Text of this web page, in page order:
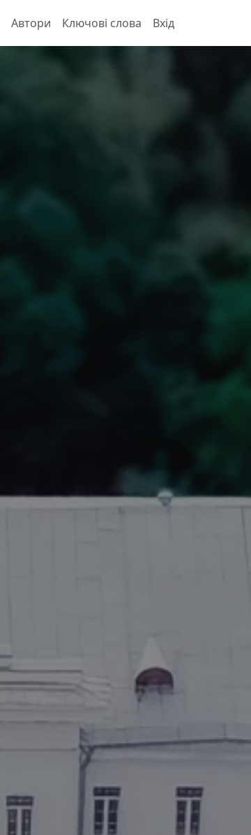
Автори Ключові слова Вхід